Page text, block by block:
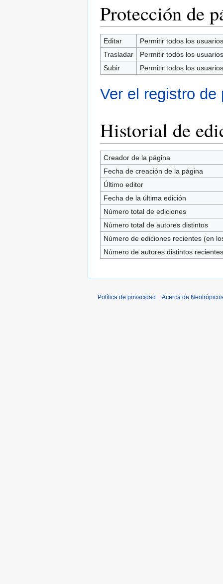
Protección de
Editar
Permitir todos los
Trasladar
Permitir todos los
Subir
Permitir todos los
Ver el registro
Historial de
Creador de la página
Fecha de creación de la página
Último editor
Fecha de la última edición
Número total de ediciones
Número total de autores distintos
Número de ediciones recientes (en
Número de autores distintos recientes
Política de privacidad Acerca de Neotrópicos